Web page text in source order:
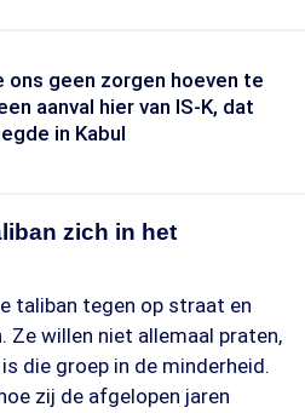
ons geen zorgen hoeven te
aanval hier van IS-K, dat
in Kabul
zich in het
taliban tegen op straat en
Ze willen niet allemaal praten,
die groep in de minderheid.
zij de afgelopen jaren